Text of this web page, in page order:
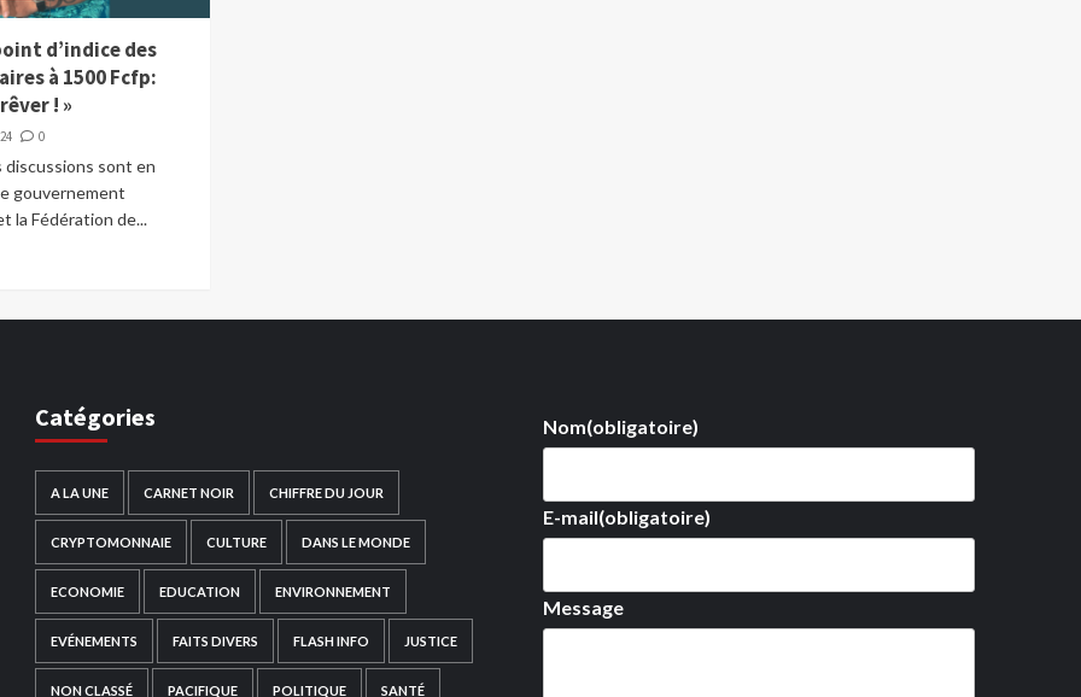
d’indice des
à 1500 Fcfp:
! »
0
discussions sont en
gouvernement
la Fédération de...
Catégories
A LA UNE CARNET NOIR CHIFFRE DU JOUR
CRYPTOMONNAIE CULTURE DANS LE MONDE
ECONOMIE EDUCATION ENVIRONNEMENT
EVÉNEMENTS FAITS DIVERS FLASH INFO JUSTICE
NON CLASSÉ PACIFIQUE POLITIQUE SANTÉ
Nom(obligatoire)
E-mail(obligatoire)
Message